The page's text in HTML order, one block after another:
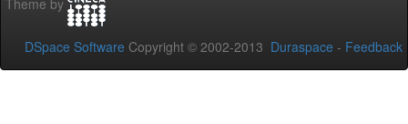
Theme by
DSpace Software Copyright © 2002-2013 Duraspace - Feedback